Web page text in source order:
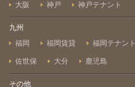
大阪
神戸 神戸テナント
九州
福岡
福岡賃貸 福岡テナント
佐世保 大分 鹿児島
その他